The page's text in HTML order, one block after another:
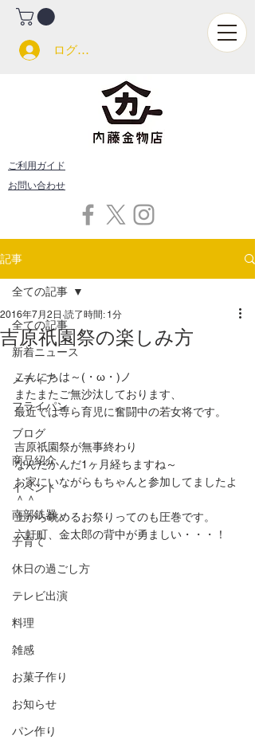
ログイン
ご利用ガイド
お問い合わせ
記事
全ての記事
新着ニュース
メディア
フライパン
ブログ
商品紹介
イベント
南部鉄器
子育て
休日の過ごし方
テレビ出演
料理
雑感
お菓子作り
お知らせ
パン作り
全ての記事
吉原祇園祭の楽しみ方
2016年7月2日 読了時間: 1分
こんにちは～(・ω・)ノ
またまたご無沙汰しております、
最近では専ら育児に奮闘中の若女将です。
吉原祇園祭が無事終わり
なんだかんだ1ヶ月経ちますね～
お家にいながらもちゃんと参加してましたよ
＾＾
上から眺めるお祭りってのも圧巻です。
六軒町、金太郎の背中が勇ましい・・・！